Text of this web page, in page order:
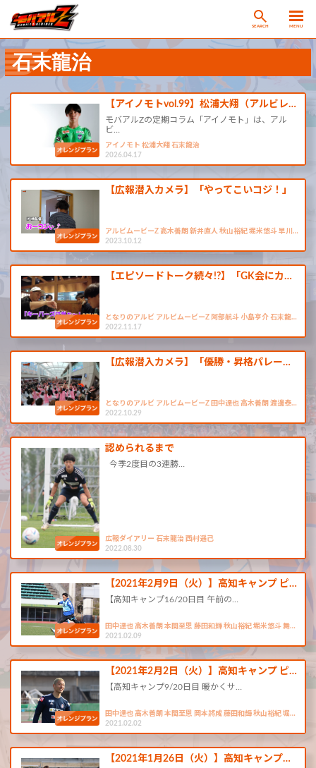
SEARCH MENU
石末龍治
【アイノモトvol.99】松浦大翔（アルビレ…
モバアルZの定期コラム「アイノモト」は、アル
ビ…
アイノモト 松浦大翔 石末龍治
2026.04.17
【広報潜入カメラ】「やってこいコジ！」
アルビムービーZ 高木善朗 新井直人 秋山裕紀 堀米悠斗 早川…
2023.10.12
【エピソードトーク続々!?】「GK会にカ…
となりのアルビ アルビムービーZ 阿部航斗 小島亨介 石末龍…
2022.11.17
【広報潜入カメラ】「優勝・昇格パレー…
となりのアルビ アルビムービーZ 田中達也 高木善朗 渡邊泰…
2022.10.29
認められるまで
今季2度目の3連勝…
広報ダイアリー 石末龍治 西村遥己
2022.08.30
【2021年2月9日（火）】高知キャンプ ピ…
【高知キャンプ16/20日目 午前の…
田中達也 高木善朗 本間至恩 藤田和輝 秋山裕紀 堀米悠斗 舞…
2021.02.09
【2021年2月2日（火）】高知キャンプ ピ…
【高知キャンプ9/20日目 暖かくサ…
田中達也 高木善朗 本間至恩 岡本將成 藤田和輝 秋山裕紀 堀…
2021.02.02
【2021年1月26日（火）】高知キャンプ…